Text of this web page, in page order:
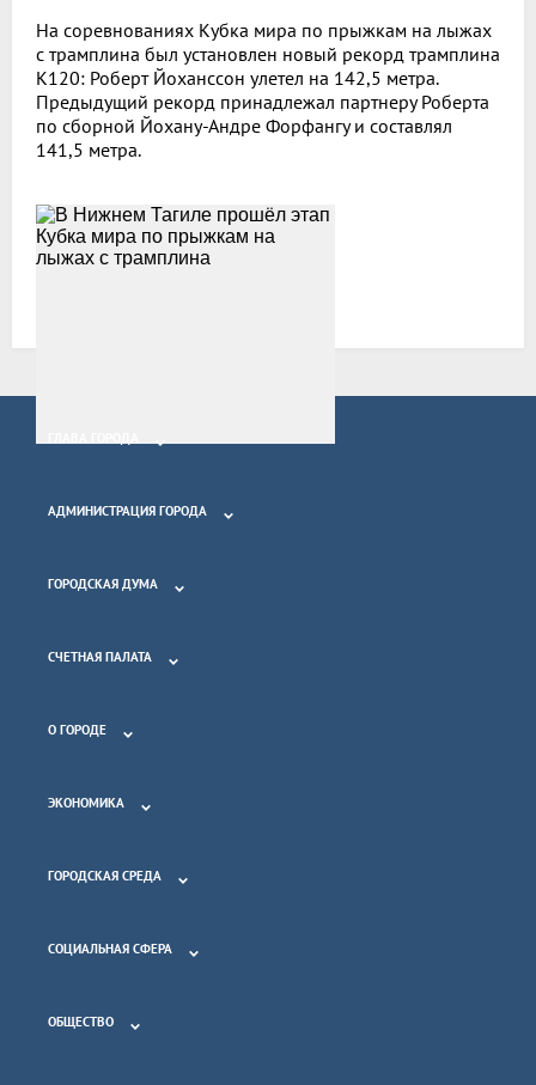
На соревнованиях Кубка мира по прыжкам на лыжах
с трамплина был установлен новый рекорд трамплина
К120: Роберт Йоханссон улетел на 142,5 метра.
Предыдущий рекорд принадлежал партнеру Роберта
по сборной Йохану-Андре Форфангу и составлял
141,5 метра.
АДМИНИСТРАЦИЯ ГОРОДА
ГОРОДСКАЯ ДУМА
СЧЕТНАЯ ПАЛАТА
О ГОРОДЕ
ЭКОНОМИКА
ГОРОДСКАЯ СРЕДА
СОЦИАЛЬНАЯ СФЕРА
ОБЩЕСТВО